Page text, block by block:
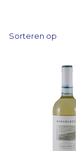
Sorteren op